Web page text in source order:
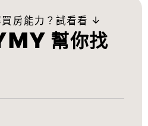
房能力？試看看 →
幫你找